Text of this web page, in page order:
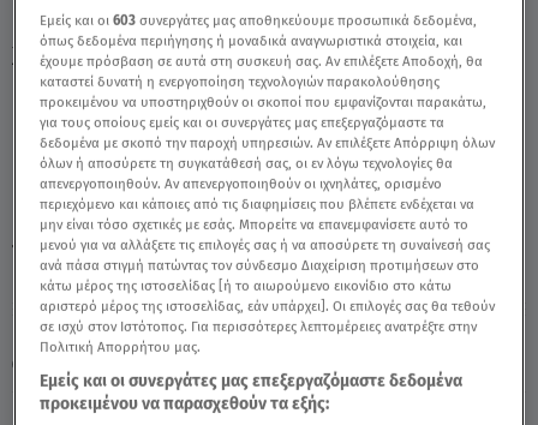
Πέμπτη 6 Αυγούστου 2026
First Dates: «Θέλω Να Με Ταΐζεις Με Το
Χέρι» - Video
TAGS: FIRST DATES
Εμείς και οι603 συνεργάτες μας αποθηκεύουμε προσωπικά δεδομένα,
όπως δεδομένα περιήγησης ή μοναδικά αναγνωριστικά στοιχεία, και
έχουμε πρόσβαση σε αυτά στη συσκευή σας. Αν επιλέξετε Αποδοχή, θα
καταστεί δυνατή η ενεργοποίηση τεχνολογιών παρακολούθησης
προκειμένου να υποστηριχθούν οι σκοποί που εμφανίζονται παρακάτω,
για τους οποίους εμείς και οι συνεργάτες μας επεξεργαζόμαστε τα
δεδομένα με σκοπό την παροχή υπηρεσιών. Αν επιλέξετε Απόρριψη όλων
όλων ή αποσύρετε τη συγκατάθεσή σας, οι εν λόγω τεχνολογίες θα
απενεργοποιηθούν. Αν απενεργοποιηθούν οι ιχνηλάτες, ορισμένο
περιεχόμενο και κάποιες από τις διαφημίσεις που βλέπετε ενδέχεται να
μην είναι τόσο σχετικές με εσάς. Μπορείτε να επανεμφανίσετε αυτό το
μενού για να αλλάξετε τις επιλογές σας ή να αποσύρετε τη συναίνεσή σας
ανά πάσα στιγμή πατώντας τον σύνδεσμο Διαχείριση προτιμήσεων στο
κάτω μέρος της ιστοσελίδας [ή το αιωρούμενο εικονίδιο στο κάτω
αριστερό μέρος της ιστοσελίδας, εάν υπάρχει]. Οι επιλογές σας θα τεθούν
σε ισχύ στον Ιστότοπος. Για περισσότερες λεπτομέρειες ανατρέξτε στην
Πολιτική Απορρήτου μας.
Εμείς και οι συνεργάτες μας επεξεργαζόμαστε δεδομένα
προκειμένου να παρασχεθούν τα εξής: